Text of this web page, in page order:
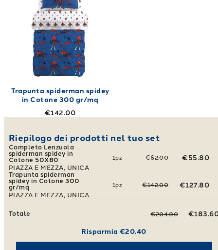
Riepilogo dei prodotti nel tuo set
Completo Lenzuola
spiderman spidey in
Cotone 50X80
PIAZZA E MEZZA, UNICA
1pz €62.00 €55.80
Trapunta spiderman
spidey in Cotone 300
gr/mq
PIAZZA E MEZZA, UNICA
1pz €142.00 €127.80
Totale €204.00
Risparmia €20.40
Trapunta spiderman spidey
in Cotone 300 gr/mq
€142.00